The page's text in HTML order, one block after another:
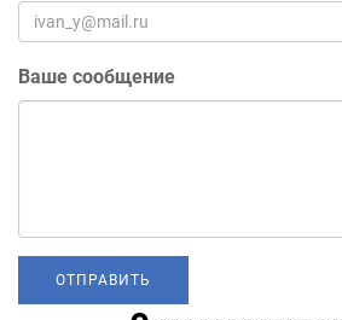
Ваше сообщение